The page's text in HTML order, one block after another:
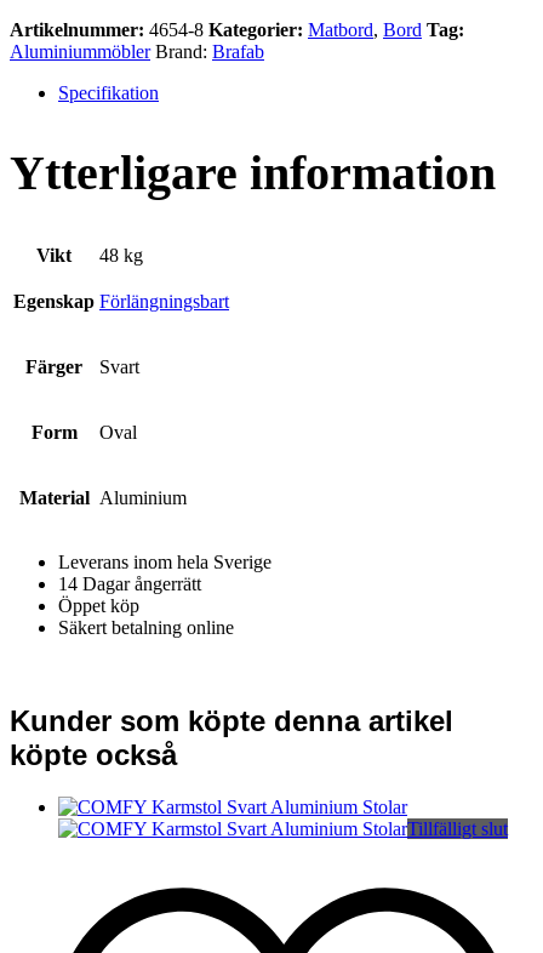
Artikelnummer: 4654-8 Kategorier: Matbord, Bord Tag:
Aluminiummöbler Brand: Brafab
Specifikation
Ytterligare information
Vikt 48 kg
Egenskap Förlängningsbart
Färger Svart
Form Oval
Material Aluminium
Leverans inom hela Sverige
14 Dagar ångerrätt
Öppet köp
Säkert betalning online
Kunder som köpte denna artikel
köpte också
Tillfälligt slut